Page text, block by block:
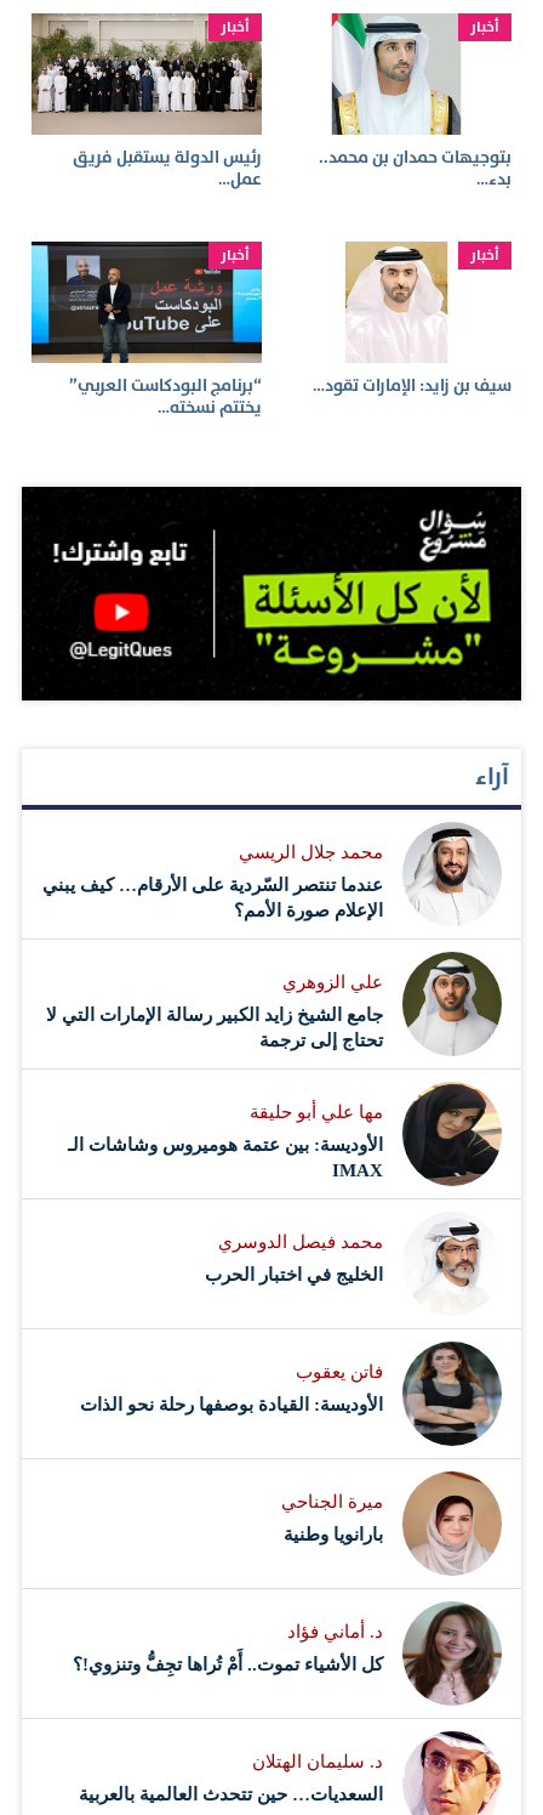
أخبار
بتوجيهات حمدان بن محمد..
بدء…
أخبار
رئيس الدولة يستقبل فريق
عمل…
أخبار
سيف بن زايد: الإمارات تقود…
أخبار
“برنامج البودكاست العربي”
يختتم نسخته…
آراء
محمد جلال الريسي
عندما تنتصر السّردية على الأرقام… كيف يبني
الإعلام صورة الأمم؟
علي الزوهري
جامع الشيخ زايد الكبير رسالة الإمارات التي لا
تحتاج إلى ترجمة
مها علي أبو حليقة
الأوديسة: بين عتمة هوميروس وشاشات الـ
IMAX
محمد فيصل الدوسري ​
‏الخليج في اختبار الحرب
فاتن يعقوب
الأوديسة: القيادة بوصفها رحلة نحو الذات
ميرة الجناحي
بارانويا وطنية
د. أماني فؤاد
كل الأشياء تموت.. أَمْ تُراها تجِفُّ وتنزوي!؟
د. سليمان الهتلان
السعديات… حين تتحدث العالمية بالعربية